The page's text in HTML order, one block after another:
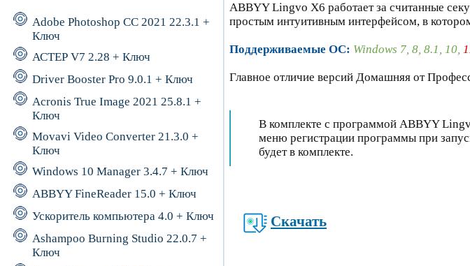
Adobe Photoshop CC 2021 22.3.1 +
Ключ
АСТЕР V7 2.28 + Ключ
Driver Booster Pro 9.0.1 + Ключ
Acronis True Image 2021 25.8.1 +
Ключ
Movavi Video Converter 21.3.0 +
Ключ
Windows 10 Manager 3.4.7 + Ключ
ABBYY FineReader 15.0 + Ключ
Ускоритель компьютера 4.0 + Ключ
Ashampoo Burning Studio 22.0.7 +
Ключ
ABBYY Lingvo X6 работает за считанные
простым интуитивным интерфейсом, в
Поддерживаемые ОС: Windows 7, 8, 8.1, 10,
Главное отличие версий Домашняя от
В комплекте с программой ABBYY
меню регистрации программы при
будет в комплекте.
Скачать